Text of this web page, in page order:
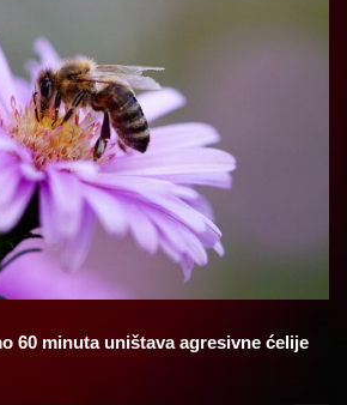
60 minuta uništava agresivne ćelije